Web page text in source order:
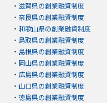
・ 滋賀県の創業融資制度
・ 奈良県の創業融資制度
・ 和歌山県の創業融資制度
・ 鳥取県の創業融資制度
・ 島根県の創業融資制度
・ 岡山県の創業融資制度
・ 広島県の創業融資制度
・ 山口県の創業融資制度
・ 徳島県の創業融資制度